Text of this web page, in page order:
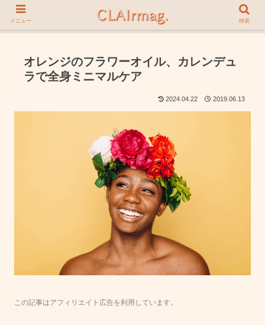
オレンジのフラワーオイル、カレンデュ
ラで全身ミニマルケア
2024.04.22 2019.06.13
この記事はアフィリエイト広告を利用しています。
メニュー 検索